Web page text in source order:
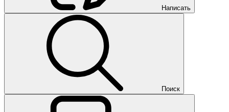
Написать
Поиск